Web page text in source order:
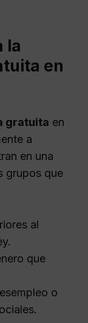
la
en
gratuita en
a
en una
grupos que
al
que
o